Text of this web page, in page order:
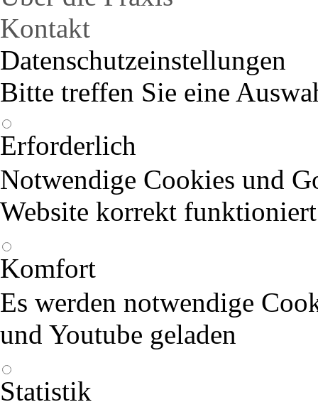
Kontakt
Datenschutzeinstellungen
Bitte treffen Sie eine
Erforderlich
Notwendige Cookies und
Website korrekt funktioniert
Komfort
Es werden notwendige
und Youtube geladen
Statistik